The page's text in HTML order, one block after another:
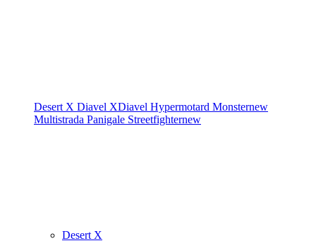
Desert X Diavel XDiavel Hypermotard Monsternew
Multistrada Panigale Streetfighternew
Desert X